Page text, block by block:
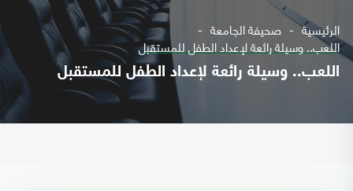
الرئيسية صحيفة الجامعة
اللعب.. وسيلة رائعة لإعداد الطفل للمستقبل
اللعب.. وسيلة رائعة لإعداد الطفل للمستقبل